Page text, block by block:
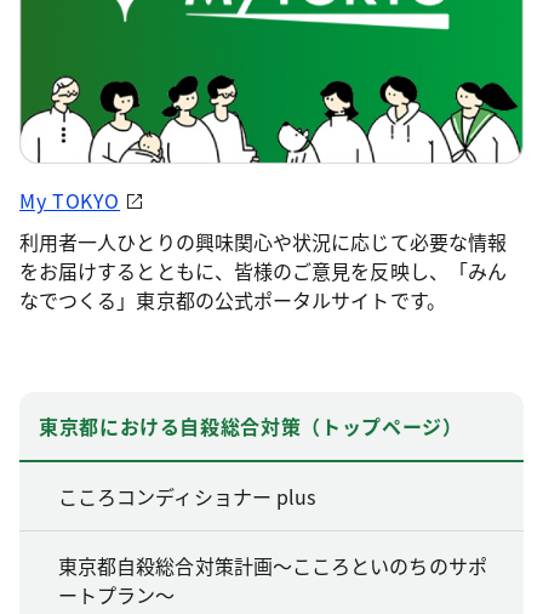
My TOKYO
利用者一人ひとりの興味関心や状況に応じて必要な情報
をお届けするとともに、皆様のご意見を反映し、「みん
なでつくる」東京都の公式ポータルサイトです。
東京都における自殺総合対策（トップページ）
こころコンディショナー plus
東京都自殺総合対策計画～こころといのちのサポ
ートプラン～